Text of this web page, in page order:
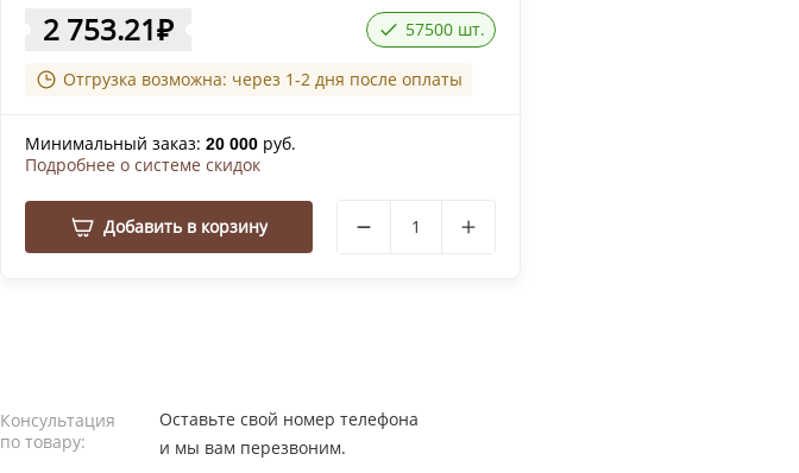
2 753.21₽ 57500 шт.
Отгрузка возможна: через 1-2 дня после оплаты
Минимальный заказ: 20 000 руб.
Подробнее о системе скидок
Добавить в корзину
Консультация
по товару:
Оставьте свой номер телефона
и мы вам перезвоним.